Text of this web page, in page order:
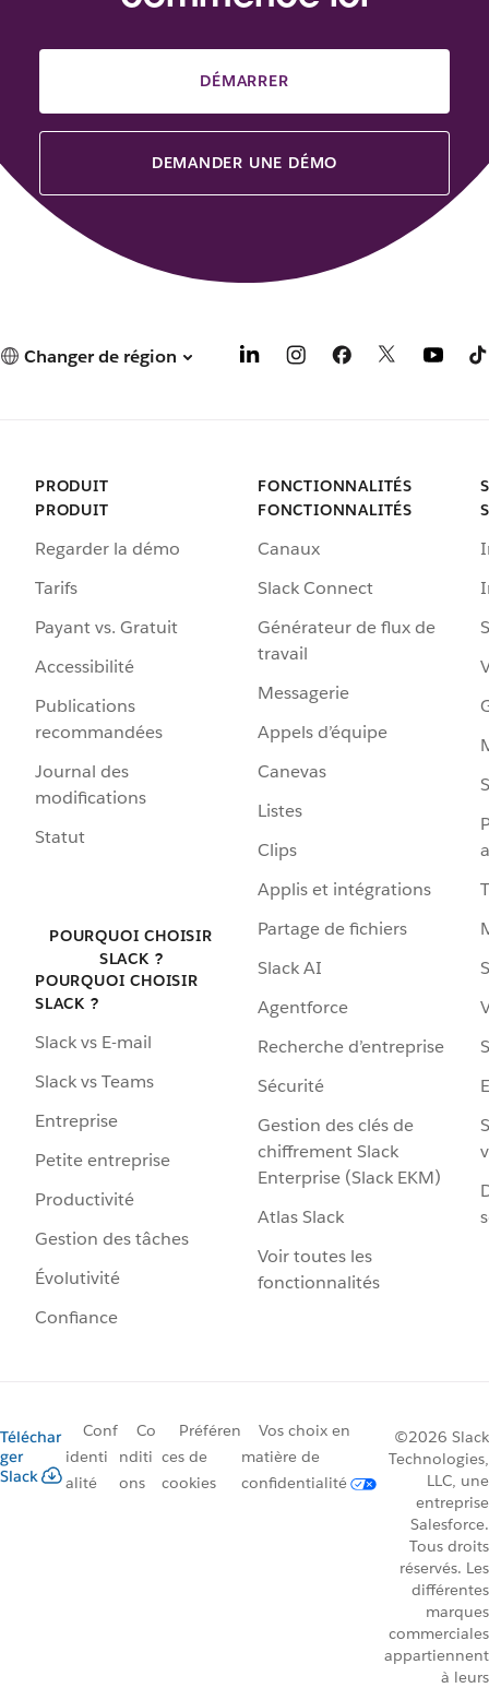
DÉMARRER
DEMANDER UNE DÉMO
Changer de région
PRODUIT
PRODUIT
Regarder la démo
Tarifs
Payant vs. Gratuit
Accessibilité
Publications
recommandées
Journal des
modifications
Statut
POURQUOI CHOISIR
SLACK ?
POURQUOI CHOISIR
SLACK ?
Slack vs E-mail
Slack vs Teams
Entreprise
Petite entreprise
Productivité
Gestion des tâches
Évolutivité
Confiance
FONCTIONNALITÉS
FONCTIONNALITÉS
Canaux
Slack Connect
Générateur de flux de
travail
Messagerie
Appels d’équipe
Canevas
Listes
Clips
Applis et intégrations
Partage de fichiers
Slack AI
Agentforce
Recherche d’entreprise
Sécurité
Gestion des clés de
chiffrement Slack
Enterprise (Slack EKM)
Atlas Slack
Voir toutes les
fonctionnalités
Téléchar
ger
Slack
Conf
identi
alité
Co
nditi
ons
Préféren
ces de
cookies
Vos choix en
matière de
confidentialité
©2026 Slack
Technologies,
LLC, une
entreprise
Salesforce.
Tous droits
réservés. Les
différentes
marques
commerciales
appartiennent
à leurs